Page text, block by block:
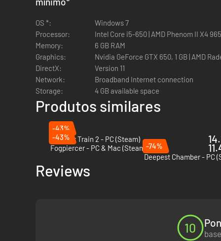
MONTA O TEU DECK AO LONGO DO JOGO
Montagem de deck dinâmica
– Mais de 200 cartas
Relíquias com poderes únicos– Melhora as tuas
Quantas mais cartas, mais poder!– Cada herói tem
OS *:
Windows 7
Processor:
Intel Core i5-650 | AMD Phenom II X4 965
Memory:
6 GB RAM
Graphics:
Nvidia GeForce GTX 650, 1 GB | AMD
DirectX:
Version 11
Network:
Broadband Internet connection
Storage:
4 GB available space
Produtos similares
-43%
Monster Train 2 - PC (Steam)
-43%
Fogpiercer - PC & Mac (Steam)-74%
Deepest Chamber - PC
Reviews
10